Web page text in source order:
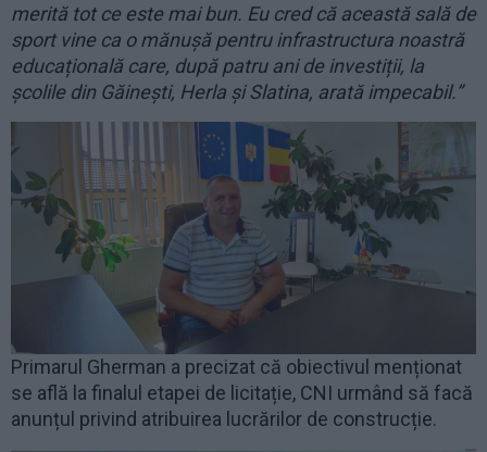
merită tot ce este mai bun. Eu cred că această sală de
sport vine ca o mănușă pentru infrastructura noastră
educațională care, după patru ani de investiții, la
școlile din Găinești, Herla și Slatina, arată impecabil.”
Primarul Gherman a precizat că obiectivul menționat
se află la finalul etapei de licitație, CNI urmând să facă
anunțul privind atribuirea lucrărilor de construcție.